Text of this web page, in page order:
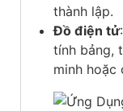
thành lập.
Đồ điện tử
tính bảng,
minh hoặc